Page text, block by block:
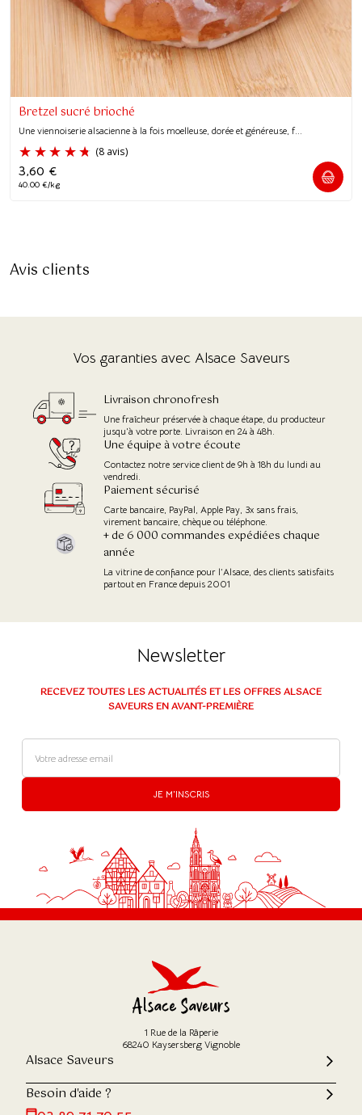
Bretzel sucré brioché
Une viennoiserie alsacienne à la fois moelleuse, dorée et généreuse, f...
3,60 €
40.00 €/kg
Avis clients
Vos garanties avec Alsace Saveurs
Livraison chronofresh
Une fraîcheur préservée à chaque étape, du producteur
jusqu'à votre porte. Livraison en 24 à 48h.
Une équipe à votre écoute
Contactez notre service client de 9h à 18h du lundi au
vendredi.
Paiement sécurisé
Carte bancaire, PayPal, Apple Pay, 3x sans frais,
virement bancaire, chèque ou téléphone.
+ de 6 000 commandes expédiées chaque
année
La vitrine de confiance pour l’Alsace, des clients satisfaits
partout en France depuis 2001
Newsletter
RECEVEZ TOUTES LES ACTUALITÉS ET LES OFFRES ALSACE
SAVEURS EN AVANT-PREMIÈRE
JE M'INSCRIS
1 Rue de la Râperie
68240 Kaysersberg Vignoble
Alsace Saveurs
Besoin d'aide ?